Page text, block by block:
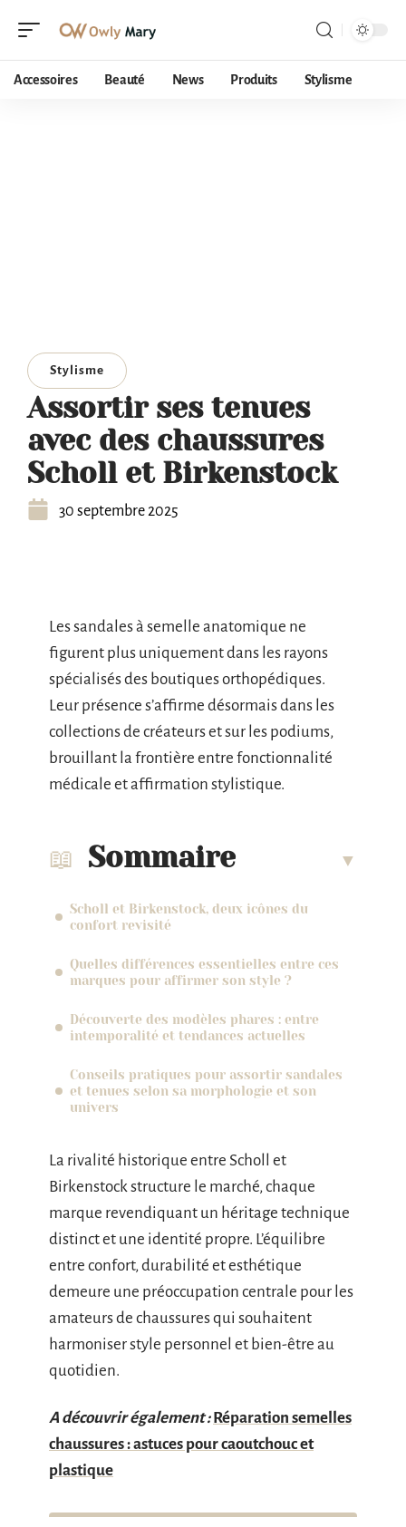
Accessoires Beauté News Produits Stylisme
Stylisme
Assortir ses tenues
avec des chaussures
Scholl et Birkenstock
30 septembre 2025
Les sandales à semelle anatomique ne
figurent plus uniquement dans les rayons
spécialisés des boutiques orthopédiques.
Leur présence s’affirme désormais dans les
collections de créateurs et sur les podiums,
brouillant la frontière entre fonctionnalité
médicale et affirmation stylistique.
Sommaire
Scholl et Birkenstock, deux icônes du
confort revisité
Quelles différences essentielles entre ces
marques pour affirmer son style ?
Découverte des modèles phares : entre
intemporalité et tendances actuelles
Conseils pratiques pour assortir sandales
et tenues selon sa morphologie et son
univers
La rivalité historique entre Scholl et
Birkenstock structure le marché, chaque
marque revendiquant un héritage technique
distinct et une identité propre. L’équilibre
entre confort, durabilité et esthétique
demeure une préoccupation centrale pour les
amateurs de chaussures qui souhaitent
harmoniser style personnel et bien-être au
quotidien.
A découvrir également : Réparation semelles
chaussures : astuces pour caoutchouc et
plastique